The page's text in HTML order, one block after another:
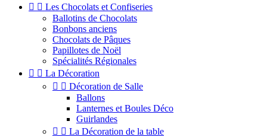
  Les Chocolats et Confiseries
Ballotins de Chocolats
Bonbons anciens
Chocolats de Pâques
Papillotes de Noël
Spécialités Régionales
  La Décoration
  Décoration de Salle
Ballons
Lanternes et Boules Déco
Guirlandes
  La Décoration de la table